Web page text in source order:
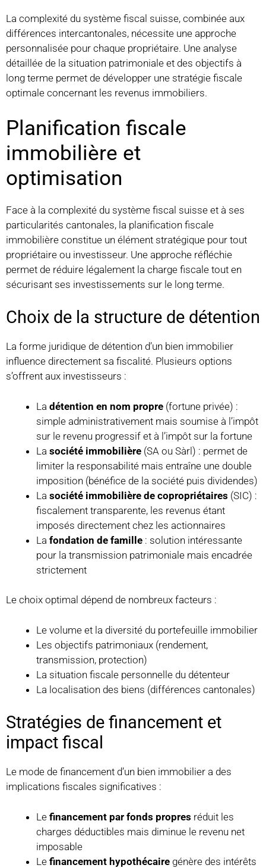
La complexité du système fiscal suisse, combinée aux
différences intercantonales, nécessite une approche
personnalisée pour chaque propriétaire. Une analyse
détaillée de la situation patrimoniale et des objectifs à
long terme permet de développer une stratégie fiscale
optimale concernant les revenus immobiliers.
Planification fiscale
immobilière et
optimisation
Face à la complexité du système fiscal suisse et à ses
particularités cantonales, la planification fiscale
immobilière constitue un élément stratégique pour tout
propriétaire ou investisseur. Une approche réfléchie
permet de réduire légalement la charge fiscale tout en
sécurisant ses investissements sur le long terme.
Choix de la structure de détention
La forme juridique de détention d’un bien immobilier
influence directement sa fiscalité. Plusieurs options
s’offrent aux investisseurs :
La détention en nom propre (fortune privée) :
simple administrativement mais soumise à l’impôt
sur le revenu progressif et à l’impôt sur la fortune
La société immobilière (SA ou Sàrl) : permet de
limiter la responsabilité mais entraîne une double
imposition (bénéfice de la société puis dividendes)
La société immobilière de copropriétaires (SIC) :
fiscalement transparente, les revenus étant
imposés directement chez les actionnaires
La fondation de famille : solution intéressante
pour la transmission patrimoniale mais encadrée
strictement
Le choix optimal dépend de nombreux facteurs :
Le volume et la diversité du portefeuille immobilier
Les objectifs patrimoniaux (rendement,
transmission, protection)
La situation fiscale personnelle du détenteur
La localisation des biens (différences cantonales)
Stratégies de financement et
impact fiscal
Le mode de financement d’un bien immobilier a des
implications fiscales significatives :
Le financement par fonds propres réduit les
charges déductibles mais diminue le revenu net
imposable
Le financement hypothécaire génère des intérêts